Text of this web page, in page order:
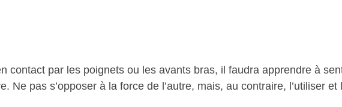
contact par les poignets ou les avants bras, il faudra apprendre à
Ne pas s’opposer à la force de l’autre, mais, au contraire, l’utiliser